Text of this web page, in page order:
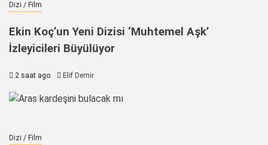
Dizi / Film
Ekin Koç’un Yeni Dizisi ‘Muhtemel Aşk’
İzleyicileri Büyülüyor
2 saat ago Elif Demir
Dizi / Film